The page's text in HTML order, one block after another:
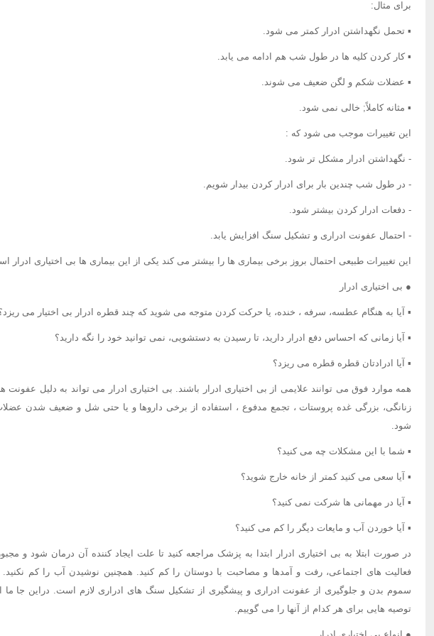
برای مثال:
▪ تحمل نگهداشتن ادرار کمتر می شود.
▪ کار کردن کلیه ها در طول شب هم ادامه می یابد.
▪ عضلات شکم و لگن ضعیف می شوند.
▪ مثانه کاملاً; خالی نمی شود.
این تغییرات موجب می شود که :
- نگهداشتن ادرار مشکل تر شود.
- در طول شب چندین بار برای ادرار کردن بیدار شویم.
- دفعات ادرار کردن بیشتر شود.
- احتمال عفونت ادراری و تشکیل سنگ افزایش یابد.
این تغییرات طبیعی احتمال بروز برخی بیماری ها را بیشتر می کند یکی از این بیماری ها بی اختیاری ادرار
● بی اختیاری ادرار
▪ آیا به هنگام عطسه، سرفه ، خنده، یا حرکت کردن متوجه می شوید که چند قطره ادرار بی اختیار می
▪ آیا زمانی که احساس دفع ادرار دارید، تا رسیدن به دستشویی، نمی توانید خود را نگه دارید؟
▪ آیا ادرادتان قطره قطره می ریزد؟
همه موارد فوق می توانند علایمی از بی اختیاری ادرار باشند. بی اختیاری ادرار می تواند به دلیل
زنانگی، بزرگی غده پروستات ، تجمع مدفوع ، استفاده از برخی داروها و یا حتی شل و ضعیف شدن
شود.
▪ شما با این مشکلات چه می کنید؟
▪ آیا سعی می کنید کمتر از خانه خارج شوید؟
▪ آیا در مهمانی ها شرکت نمی کنید؟
▪ آیا خوردن آب و مایعات دیگر را کم می کنید؟
در صورت ابتلا به بی اختیاری ادرار ابتدا به پزشک مراجعه کنید تا علت ایجاد کننده آن درمان شود و
فعالیت های اجتماعی، رفت و آمدها و مصاحبت با دوستان را کم کنید. همچنین نوشیدن آب را کم
سموم بدن و جلوگیری از عفونت ادراری و پیشگیری از تشکیل سنگ های ادراری لازم است. دراین جا ما
توصیه هایی برای هر کدام از آنها را می گوییم.